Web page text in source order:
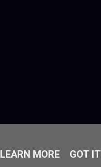
LEARN MORE GOT IT